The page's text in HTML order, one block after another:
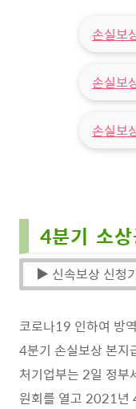
손실보
손실보
손실보
4분기 소
▶ 신속보상 신청
코로나19 인하여 방
4분기 손실보상 본지
처기업부는 2일 정부
원회를 열고 2021년